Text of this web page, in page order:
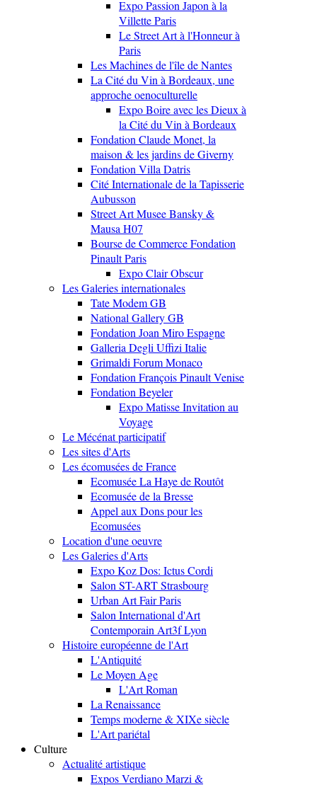
Expo Passion Japon à la
Villette Paris
Le Street Art à l'Honneur à
Paris
Les Machines de l'île de Nantes
La Cité du Vin à Bordeaux, une
approche oenoculturelle
Expo Boire avec les Dieux à
la Cité du Vin à Bordeaux
Fondation Claude Monet, la
maison & les jardins de Giverny
Fondation Villa Datris
Cité Internationale de la Tapisserie
Aubusson
Street Art Musee Bansky &
Mausa H07
Bourse de Commerce Fondation
Pinault Paris
Expo Clair Obscur
Les Galeries internationales
Tate Modem GB
National Gallery GB
Fondation Joan Miro Espagne
Galleria Degli Uffizi Italie
Grimaldi Forum Monaco
Fondation François Pinault Venise
Fondation Beyeler
Expo Matisse Invitation au
Voyage
Le Mécénat participatif
Les sites d'Arts
Les écomusées de France
Ecomusée La Haye de Routôt
Ecomusée de la Bresse
Appel aux Dons pour les
Ecomusées
Location d'une oeuvre
Les Galeries d'Arts
Expo Koz Dos: Ictus Cordi
Salon ST-ART Strasbourg
Urban Art Fair Paris
Salon International d'Art
Contemporain Art3f Lyon
Histoire européenne de l'Art
L'Antiquité
Le Moyen Age
L'Art Roman
La Renaissance
Temps moderne & XIXe siècle
L'Art pariétal
Culture
Actualité artistique
Expos Verdiano Marzi &